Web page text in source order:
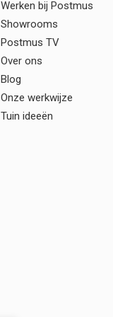
Werken bij Postmus
Showrooms
Postmus TV
Over ons
Blog
Onze werkwijze
Tuin ideeën